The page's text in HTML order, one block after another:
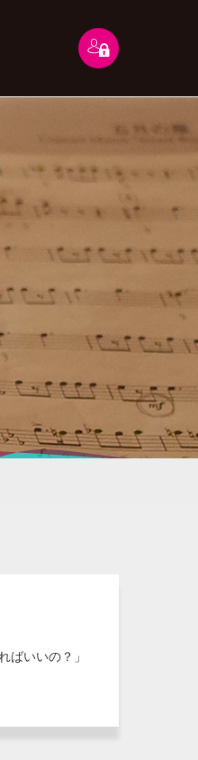
ばいいの？」